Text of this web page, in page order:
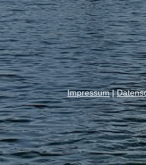
Impressum|